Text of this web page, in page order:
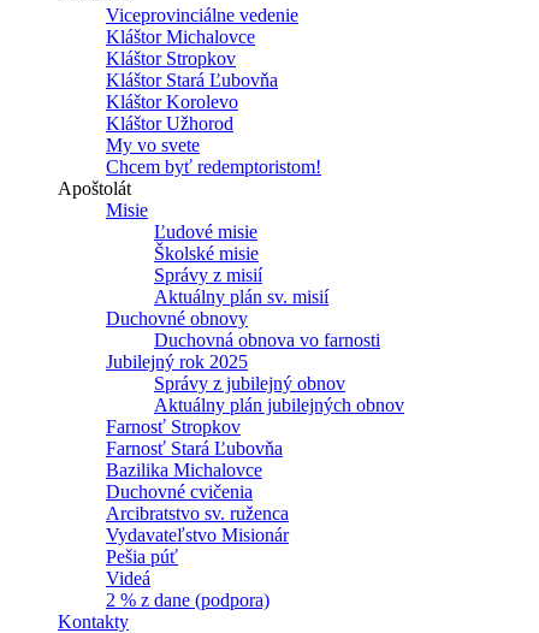
Viceprovinciálne vedenie
Kláštor Michalovce
Kláštor Stropkov
Kláštor Stará Ľubovňa
Kláštor Korolevo
Kláštor Užhorod
My vo svete
Chcem byť redemptoristom!
Apoštolát
Misie
Ľudové misie
Školské misie
Správy z misií
Aktuálny plán sv. misií
Duchovné obnovy
Duchovná obnova vo farnosti
Jubilejný rok 2025
Správy z jubilejný obnov
Aktuálny plán jubilejných obnov
Farnosť Stropkov
Farnosť Stará Ľubovňa
Bazilika Michalovce
Duchovné cvičenia
Arcibratstvo sv. ruženca
Vydavateľstvo Misionár
Pešia púť
Videá
2 % z dane (podpora)
Kontakty